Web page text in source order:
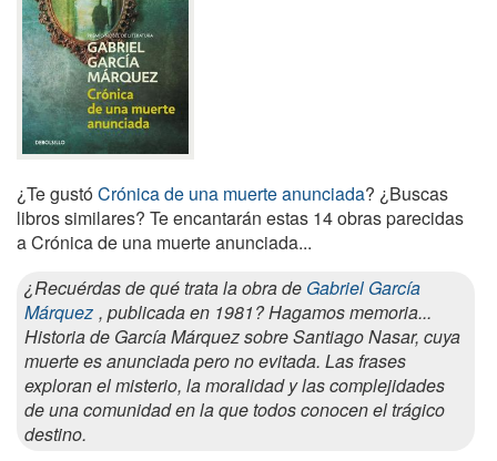
¿Te gustóCrónica de una muerte anunciada? ¿Buscas
libros similares? Te encantarán estas 14 obras parecidas
a Crónica de una muerte anunciada...
¿Recuérdas de qué trata la obra de Gabriel García
Márquez , publicada en 1981? Hagamos memoria...
Historia de García Márquez sobre Santiago Nasar, cuya
muerte es anunciada pero no evitada. Las frases
exploran el misterio, la moralidad y las complejidades
de una comunidad en la que todos conocen el trágico
destino.